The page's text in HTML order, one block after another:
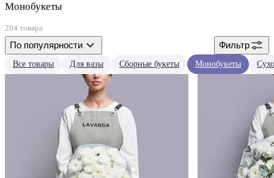
Монобукеты
204 товара
Все товары Для вазы Сборные букеты Монобукеты
По популярности Фильтр